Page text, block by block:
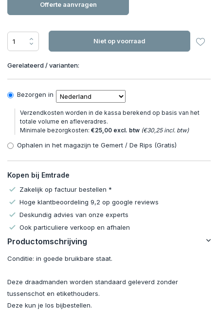
Offerte aanvragen
Niet op voorraad
Gerelateerd / varianten:
Bezorgen in
Verzendkosten worden in de kassa berekend op basis van het
totale volume en afleveradres.
Minimale bezorgkosten: €25,00 excl. btw (€30,25 incl. btw)
Ophalen in het magazijn te Gemert / De Rips (Gratis)
Kopen bij Emtrade
Zakelijk op factuur bestellen *
Hoge klantbeoordeling 9,2 op google reviews
Deskundig advies van onze experts
Ook particuliere verkoop en afhalen
Productomschrijving
Conditie: in goede bruikbare staat.
Deze draadmanden worden standaard geleverd zonder
tussenschot en etikethouders.
Deze kun je los bijbestellen.